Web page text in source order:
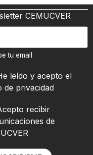
CEMUCVER
tu email
leído y acepto el
de privacidad
recibir
de